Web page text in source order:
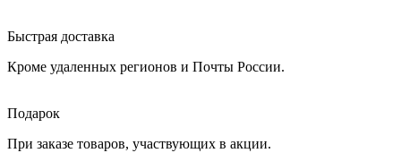
Быстрая доставка
Кроме удаленных регионов и Почты России.
Подарок
При заказе товаров, участвующих в акции.